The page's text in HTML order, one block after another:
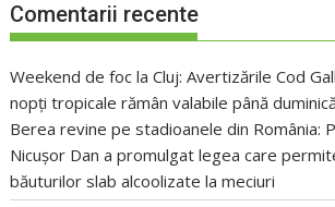
Comentarii recente
Weekend de foc la Cluj: Avertizările Cod
nopți tropicale rămân valabile până
Berea revine pe stadioanele din România:
Nicușor Dan a promulgat legea care
băuturilor slab alcoolizate la meciuri